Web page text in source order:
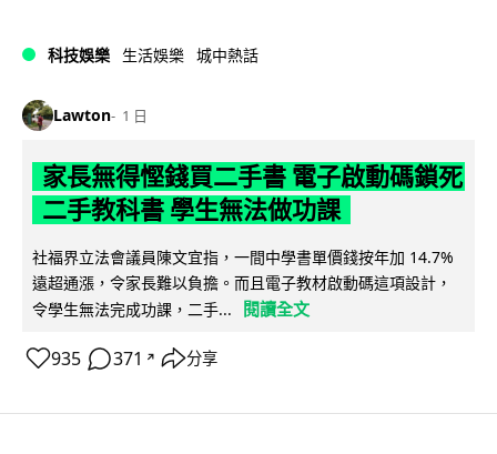
科技娛樂 生活娛樂 城中熱話
Lawton 1 日
家長無得慳錢買二手書 電子啟動碼鎖死
二手教科書 學生無法做功課
社福界立法會議員陳文宜指，一間中學書單價錢按年加 14.7%
遠超通漲，令家長難以負擔。而且電子教材啟動碼這項設計，
令學生無法完成功課，二手...
閱讀全文
935 371 ↗ 分享